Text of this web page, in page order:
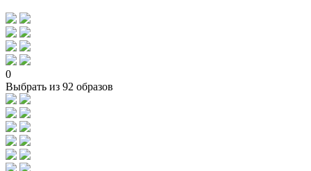
0
Выбрать из 92 образов